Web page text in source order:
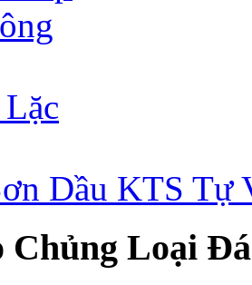
Dầu KTS Tự
Chủng Loại Đá